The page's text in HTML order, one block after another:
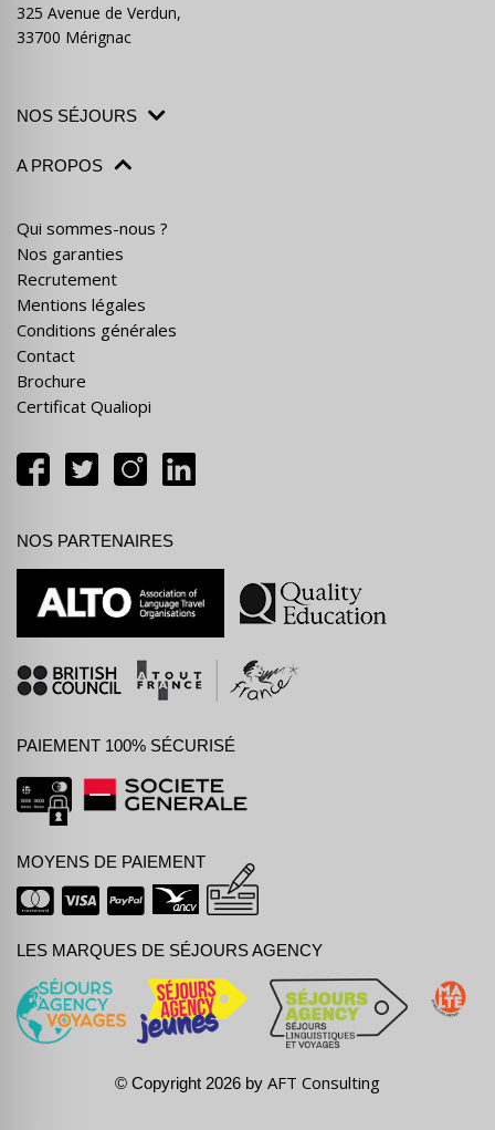
325 Avenue de Verdun,
33700 Mérignac
NOS SÉJOURS
A PROPOS
Qui sommes-nous ?
Nos garanties
Recrutement
Mentions légales
Conditions générales
Contact
Brochure
Certificat Qualiopi
NOS PARTENAIRES
PAIEMENT 100% SÉCURISÉ
MOYENS DE PAIEMENT
LES MARQUES DE SÉJOURS AGENCY
© Copyright 2026 by AFT Consulting